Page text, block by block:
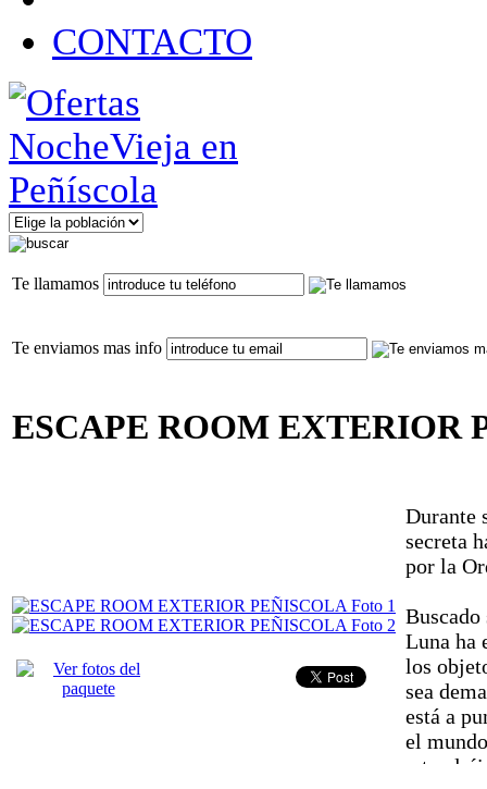
CONTACTO
Te llamamos
Te enviamos mas info
ESCAPE ROOM EXTERIOR
Durante
secreta
por la
Luna ha
los
sea
está a
el
y